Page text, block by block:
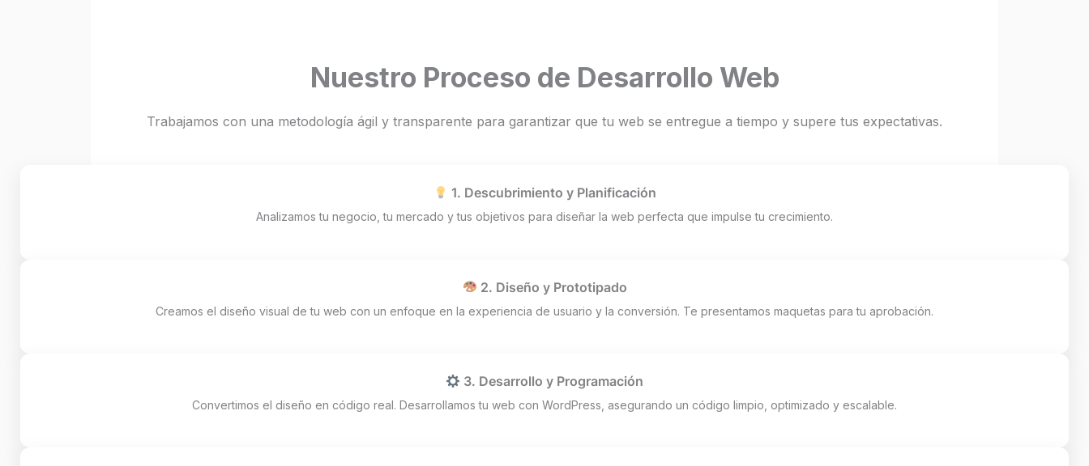
Nuestro Proceso de Desarrollo Web
Trabajamos con una metodología ágil y transparente para garantizar que tu web se entregue a tiempo y supere tus expectativas.
1. Descubrimiento y Planificación
Analizamos tu negocio, tu mercado y tus objetivos para diseñar la web perfecta que impulse tu crecimiento.
2. Diseño y Prototipado
Creamos el diseño visual de tu web con un enfoque en la experiencia de usuario y la conversión. Te presentamos maquetas para tu aprobación.
3. Desarrollo y Programación
Convertimos el diseño en código real. Desarrollamos tu web con WordPress, asegurando un código limpio, optimizado y escalable.